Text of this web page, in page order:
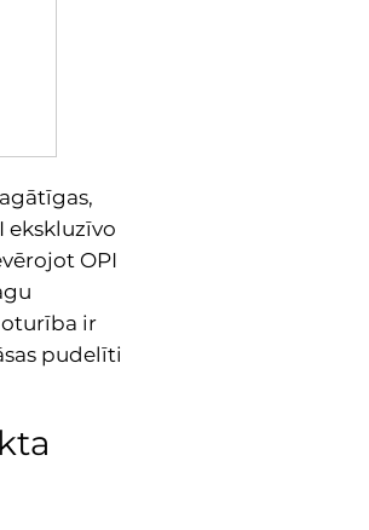
ekskluzīvo
OPI
ir
pudelīti